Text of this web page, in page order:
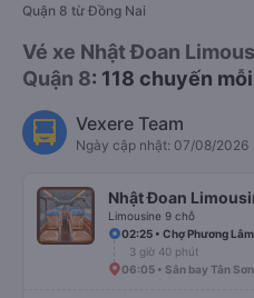
Quận 8 từ Đồng Nai
Vé xe Nhật Đoan
Quận 8: 118 chuyến
Vexere Team
Ngày cập nhật: 07/08/2026
Nhật Đoan
Limousine 9 chỗ
02:25 • Chợ Phương Lâm
3 giờ 40 phút
06:05 • Sân bay Tân